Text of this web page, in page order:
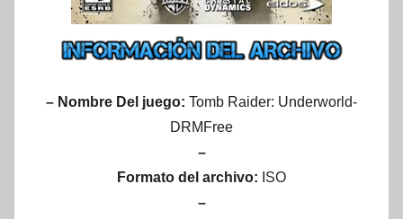
– Nombre Del juego: Tomb Raider: Underworld-
DRMFree
–
Formato del archivo: ISO
–